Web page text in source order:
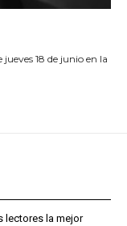
18 de junio en la
lectores la mejor